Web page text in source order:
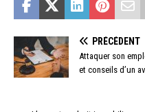
PRÉCÉDENT
Attaquer son
et conseils d’un